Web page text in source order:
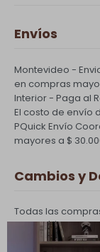
Envíos
Montevideo -
en compras
Interior - Paga al
El costo de envío
PQuick Envío
mayores a $
Cambios y
Todas las
su cambio.
Ver mas